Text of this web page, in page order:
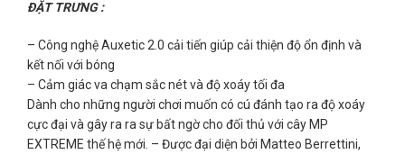
ĐẶT TRƯNG :
– Công nghệ Auxetic 2.0 cải tiến giúp cải thiện độ ổn định và
kết nối với bóng
– Cảm giác va chạm sắc nét và độ xoáy tối đa
Dành cho những người chơi muốn có cú đánh tạo ra độ xoáy
cực đại và gây ra ra sự bất ngờ cho đối thủ với cây MP
EXTREME thế hệ mới. – Được đại diện bởi Matteo Berrettini,